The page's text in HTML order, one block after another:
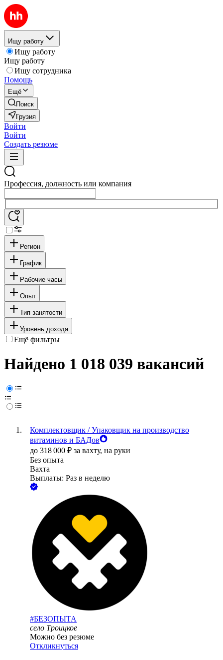
Ищу работу
Ищу работу
Ищу работу
Ищу сотрудника
Помощь
Ещё
Поиск
Грузия
Войти
Войти
Создать резюме
Профессия, должность или компания
Регион
График
Рабочие часы
Опыт
Тип занятости
Уровень дохода
Ещё фильтры
Найдено 1 018 039 вакансий
Комплектовщик / Упаковщик на производство
витаминов и БАДов
до 318 000 ₽ за вахту, на руки
Без опыта
Вахта
Выплаты: Раз в неделю
#БЕЗОПЫТА
село Троицкое
Можно без резюме
Откликнуться